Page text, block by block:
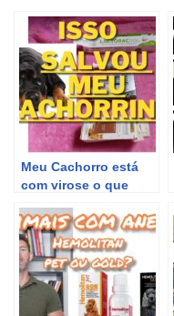
Meu Cachorro está
com virose o que
meu Cachorro